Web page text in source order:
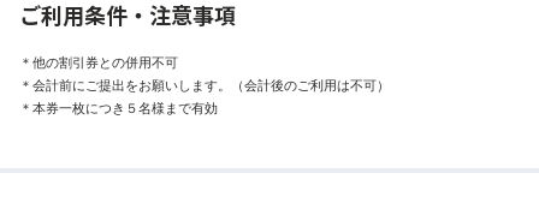
ご利用条件・注意事項
＊他の割引券との併用不可
＊会計前にご提出をお願いします。（会計後のご利用は不可）
＊本券一枚につき５名様まで有効